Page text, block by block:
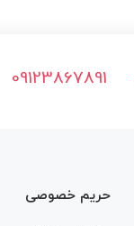
09123867891
حریم خصوصی